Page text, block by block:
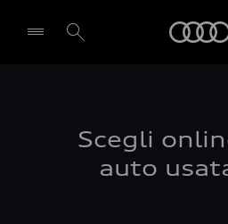
Scegli
auto